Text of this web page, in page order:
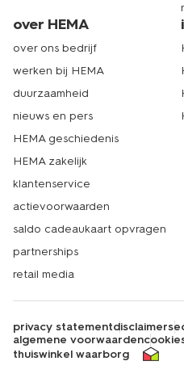
over HEMA
over ons bedrijf
werken bij HEMA
duurzaamheid
nieuws en pers
HEMA geschiedenis
HEMA zakelijk
klantenservice
actievoorwaarden
saldo cadeaukaart opvragen
partnerships
retail media
privacy statementdisclaimer
algemene voorwaarden
thuiswinkel waarborg